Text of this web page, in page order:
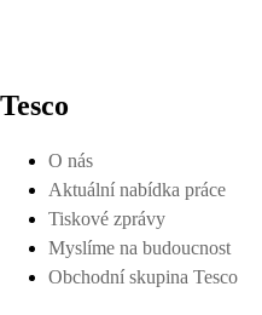
Tesco
O nás
Aktuální nabídka práce
Tiskové zprávy
Myslíme na budoucnost
Obchodní skupina Tesco